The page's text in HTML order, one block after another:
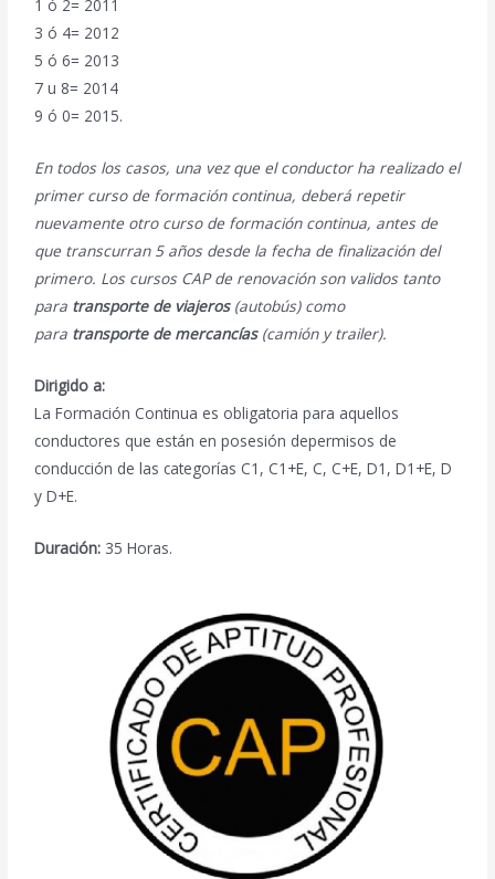
1 ó 2= 2011
3 ó 4= 2012
5 ó 6= 2013
7 u 8= 2014
9 ó 0= 2015.
En todos los casos, una vez que el conductor ha realizado el
primer curso de formación continua, deberá repetir
nuevamente otro curso de formación continua, antes de
que transcurran 5 años desde la fecha de finalización del
primero. Los cursos CAP de renovación son validos tanto
para transporte de viajeros(autobús) como
para transporte de mercancías(camión y trailer).
Dirigido a:
La Formación Continua es obligatoria para aquellos
conductores que están en posesión depermisos de
conducción de las categorías C1, C1+E, C, C+E, D1, D1+E, D
y D+E.
Duración: 35 Horas.